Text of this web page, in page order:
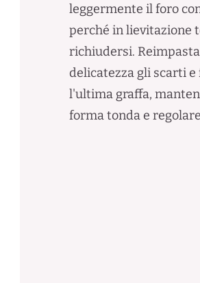
leggermente il foro
perché in lievitazione
richiudersi.
delicatezza gli scarti
l'ultima graffa,
forma tonda e